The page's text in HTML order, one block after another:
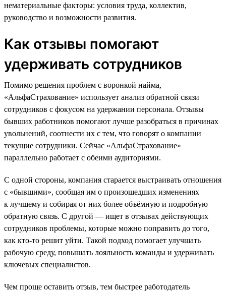
нематериальные факторы: условия труда, коллектив,
руководство и возможности развития.
Как отзывы помогают
удерживать сотрудников
Помимо решения проблем с воронкой найма,
«АльфаСтрахование» использует анализ обратной связи
сотрудников с фокусом на удержании персонала. Отзывы
бывших работников помогают лучше разобраться в причинах
увольнений, соотнести их с тем, что говорят о компании
текущие сотрудники. Сейчас «АльфаСтрахование»
параллельно работает с обеими аудиториями.
С одной стороны, компания старается выстраивать отношения
с «бывшими», сообщая им о произошедших изменениях
к лучшему и собирая от них более объёмную и подробную
обратную связь. С другой — ищет в отзывах действующих
сотрудников проблемы, которые можно поправить до того,
как кто-то решит уйти. Такой подход помогает улучшать
рабочую среду, повышать лояльность команды и удерживать
ключевых специалистов.
Чем проще оставить отзыв, тем быстрее работодатель